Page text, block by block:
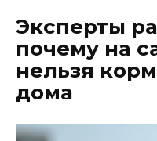
Эксперты
почему на
нельзя
дома